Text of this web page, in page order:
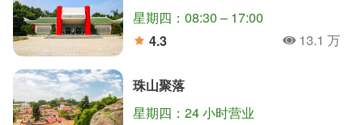
星期四：08:30 – 17:00
4.3
人氣13.1 万
珠山聚落
星期四：24 小时营业